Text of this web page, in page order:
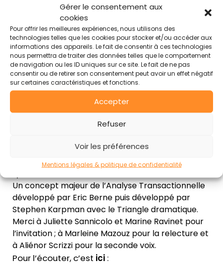
Gérer le consentement aux
cookies
Pour offrir les meilleures expériences, nous utilisons des
technologies telles que les cookies pour stocker et/ou accéder aux
informations des appareils. Le fait de consentir à ces technologies
nous permettra de traiter des données telles que le comportement
de navigation ou les ID uniques sur ce site. Le fait de ne pas
consentir ou de retirer son consentement peut avoir un effet négatif
sur certaines caractéristiques et fonctions.
Accepter
Refuser
Voir les préférences
Mentions légales & politique de confidentialité
Questions fréquentes
Contact
Mentions légales & politique de confidentialité
L’occasion d’évoquer les jeux psychologiques
et la manière dont ils influencent
négativement notre quotidien professionnel
comme personnel. Bien qu’initiés comme un
échange anodin, aboutissent souvent à des
résultats inconfortables, renforçant les
et le monde. Les jeux psychologiques peuvent
aussi être utilisés pour obtenir des signes
préférable, un coup (un signe de
reconnaissance négatif) est finalement mieux
Un concept majeur de l’Analyse Transactionnelle
développé par Eric Berne puis développé par
Stephen Karpman avec le Triangle dramatique.
Merci à Juliette Sannicolo et Marine Ravinet pour
l’invitation ; à Marleine Mazouz pour la relecture et
à Aliénor Scrizzi pour la seconde voix.
Pour l’écouter, c’est ici :